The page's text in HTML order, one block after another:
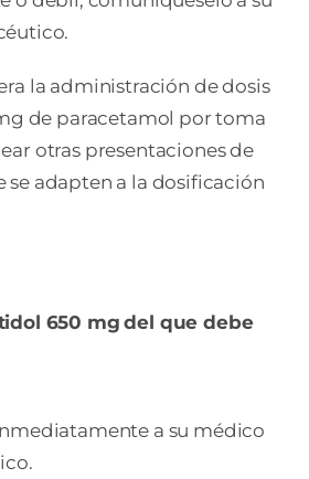
la administración de dosis
de paracetamol por toma
otras presentaciones de
se adapten a la dosificación
650 mg del que debe
a su médico